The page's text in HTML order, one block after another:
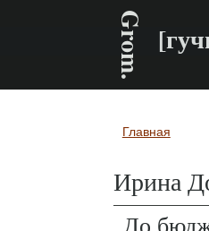
Grom.
Вы здесь
Главная
Ирина
До